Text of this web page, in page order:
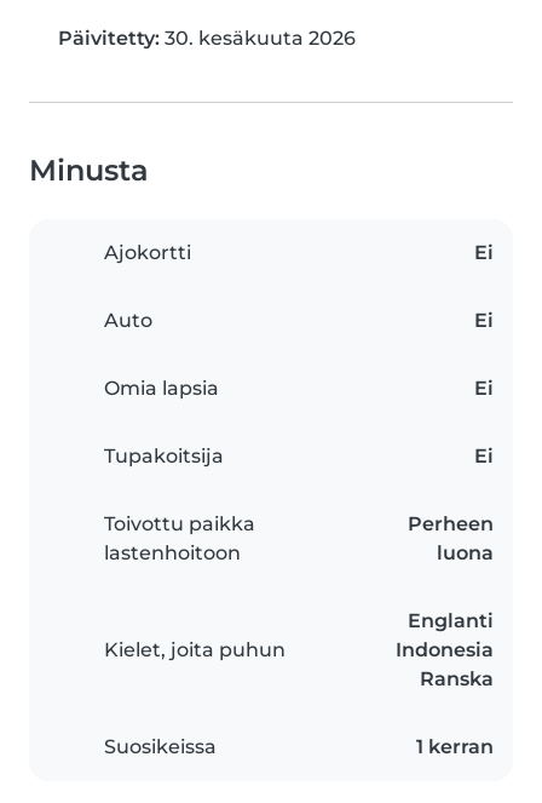
Päivitetty: 30. kesäkuuta 2026
Minusta
Ajokortti Ei
Auto Ei
Omia lapsia Ei
Tupakoitsija Ei
Toivottu paikka
lastenhoitoon
Perheen
luona
Kielet, joita puhun
Englanti
Indonesia
Ranska
Suosikeissa 1 kerran